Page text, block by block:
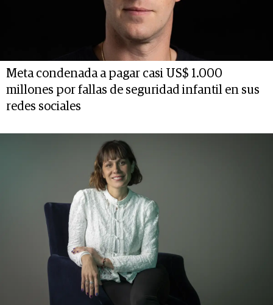
Meta condenada a pagar casi US$ 1.000
millones por fallas de seguridad infantil en sus
redes sociales